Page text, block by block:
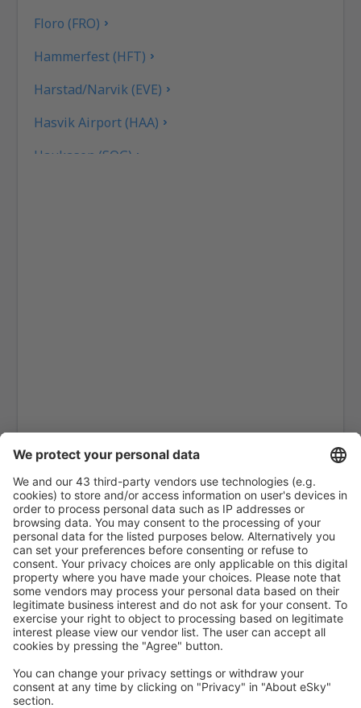
Floro (FRO)
Hammerfest (HFT)
Harstad/Narvik (EVE)
Hasvik Airport (HAA)
Haukasen (SOG)
Leknes (LKN)
Mehamn (MEH)
Mo I Rana (MQN)
Molde (MOL)
Mosjoen Airport (MJF)
Oslo
Namsos Airport (OSY)
Orland (OLA)